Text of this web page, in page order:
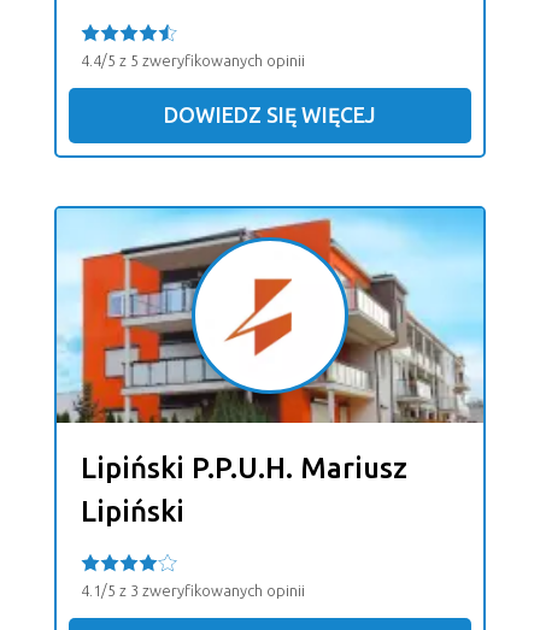
4.4/5 z 5 zweryfikowanych opinii
DOWIEDZ SIĘ WIĘCEJ
Lipiński P.P.U.H. Mariusz
Lipiński
4.1/5 z 3 zweryfikowanych opinii